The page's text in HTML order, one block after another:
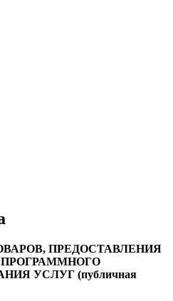
ПРЕДОСТАВЛЕНИЯ
ПРОГРАММНОГО
УСЛУГ (публичная